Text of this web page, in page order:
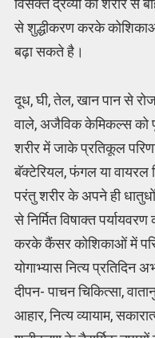
विसक्त द्रव्यों को शरीर से
से शुद्धीकरण करके
बढ़ा सकते है।
दूध, घी, तेल, खान पान से
वाले, अजैविक केमिकल्स को
शरीर में जाके प्रतिकूल
बॅक्टेरियल, फंगल या वायरल
परंतु शरीर के अपने ही
से निर्मित विषाक्त
करके कैंसर कोशिकाओं में
योगाभ्यास नित्य प्रतिदिन
दीपन- पाचन चिकित्सा,
आहार, नित्य व्यायाम,